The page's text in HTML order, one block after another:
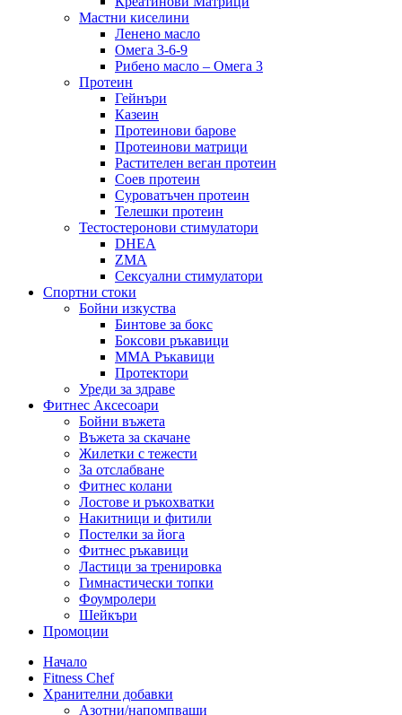
Мастни киселини
Ленено масло
Омега 3-6-9
Рибено масло – Омега 3
Протеин
Гейнъри
Казеин
Протеинови барове
Протеинови матрици
Растителен веган протеин
Соев протеин
Суроватъчен протеин
Телешки протеин
Тестостеронови стимулатори
DHEA
ZMA
Сексуални стимулатори
Спортни стоки
Бойни изкуства
Бинтове за бокс
Боксови ръкавици
ММА Ръкавици
Протектори
Уреди за здраве
Фитнес Аксесоари
Бойни въжета
Въжета за скачане
Жилетки с тежести
За отслабване
Фитнес колани
Лостове и ръкохватки
Накитници и фитили
Постелки за йога
Фитнес ръкавици
Ластици за тренировка
Гимнастически топки
Фоумролери
Шейкъри
Промоции
Начало
Fitness Chef
Хранителни добавки
Азотни/напомпващи